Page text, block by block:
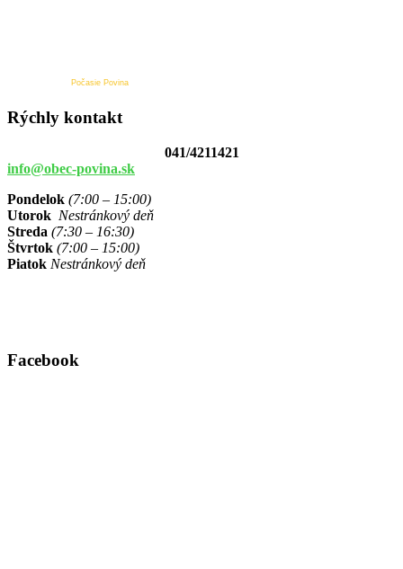
Počasie Povina
Rýchly kontakt
041/4211421
info@obec-povina.sk
Pondelok (7:00 – 15:00)
Utorok Nestránkový deň
Streda (7:30 – 16:30)
Štvrtok (7:00 – 15:00)
Piatok Nestránkový deň
Facebook